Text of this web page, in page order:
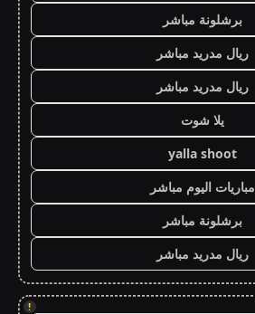
برشلونة مباشر
ريال مدريد مباشر
ريال مدريد مباشر
يلا شوت
yalla shoot
مباريات اليوم مباشر
برشلونة مباشر
ريال مدريد مباشر
!